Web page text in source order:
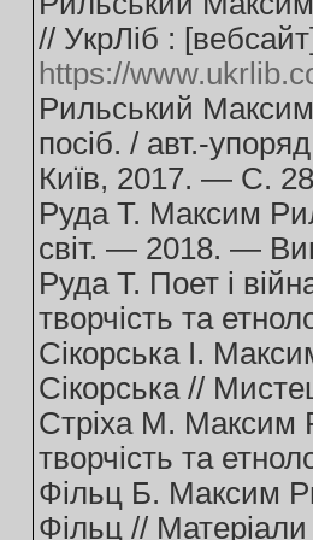
// УкрЛіб :
https://
Рильський Максим
посіб. / авт.-
Київ, 2017. — С.
Руда Т. Максим
світ. — 2018. —
Руда Т. Поет і
творчість та
Сікорська І.
Сікорська //
Стріха М. Максим
творчість та
Фільц Б. Максим
Фільц //